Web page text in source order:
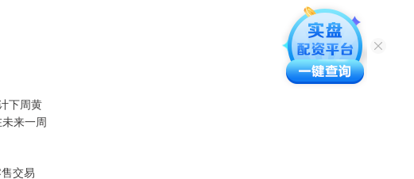
下周黄
来一周
交易